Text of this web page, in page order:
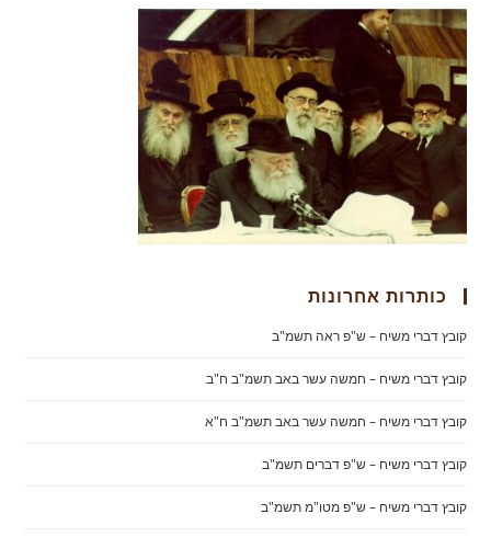
כותרות אחרונות
קובץ דברי משיח – ש"פ ראה תשמ"ב
קובץ דברי משיח – חמשה עשר באב תשמ"ב ח"ב
קובץ דברי משיח – חמשה עשר באב תשמ"ב ח"א
קובץ דברי משיח – ש"פ דברים תשמ"ב
קובץ דברי משיח – ש"פ מטו"מ תשמ"ב